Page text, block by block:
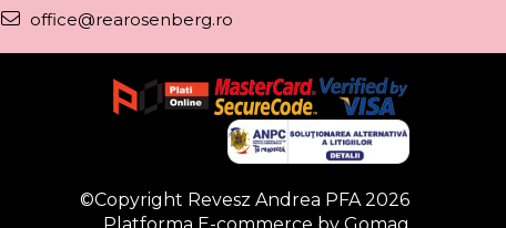
office@rearosenberg.ro
©Copyright Revesz Andrea PFA 2026